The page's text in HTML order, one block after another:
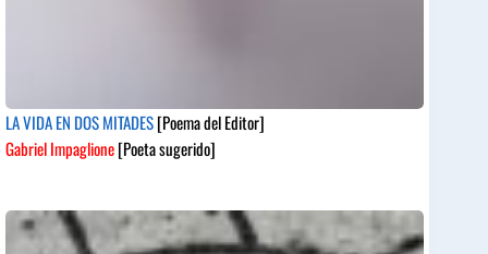
LA VIDA EN DOS MITADES[Poema del Editor]
Gabriel Impaglione[Poeta sugerido]